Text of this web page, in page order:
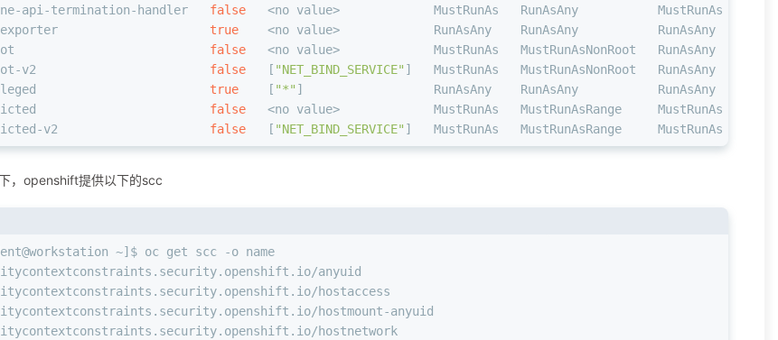
api-termination-handler false
<no value>             MustRunAs   RunAsAny           MustRunAs
exporter true
<no value>             RunAsAny    RunAsAny           RunAsAny
false
<no value>             MustRunAs   MustRunAsNonRoot   RunAsAny
v2 false
   [
"NET_BIND_SERVICE" ]   MustRunAs   MustRunAsNonRoot   RunAsAny
true
    [
"*" ]                  RunAsAny    RunAsAny           RunAsAny
false
<no value>             MustRunAs   MustRunAsRange     MustRunAs
v2 false
   [
"NET_BIND_SERVICE" ]   MustRunAs   MustRunAsRange     MustRunAs
，openshift提供以下的scc
~]$ oc get scc -o name
anyuid
hostaccess
hostmount-anyuid
hostnetwork